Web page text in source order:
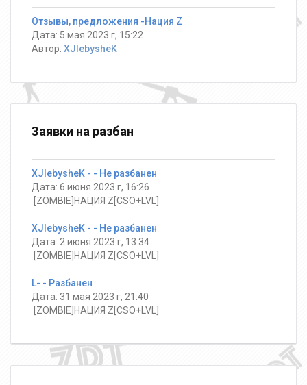
Отзывы, предложения -Нация Z
Дата: 5 мая 2023 г, 15:22
Автор: XJlebysheK
Заявки на разбан
XJlebysheK - - Не разбанен
Дата: 6 июня 2023 г, 16:26
️ [ZOMBIE]НАЦИЯ Z[CSO+LVL]
XJlebysheK - - Не разбанен
Дата: 2 июня 2023 г, 13:34
️ [ZOMBIE]НАЦИЯ Z[CSO+LVL]
L- - Разбанен
Дата: 31 мая 2023 г, 21:40
️ [ZOMBIE]НАЦИЯ Z[CSO+LVL]